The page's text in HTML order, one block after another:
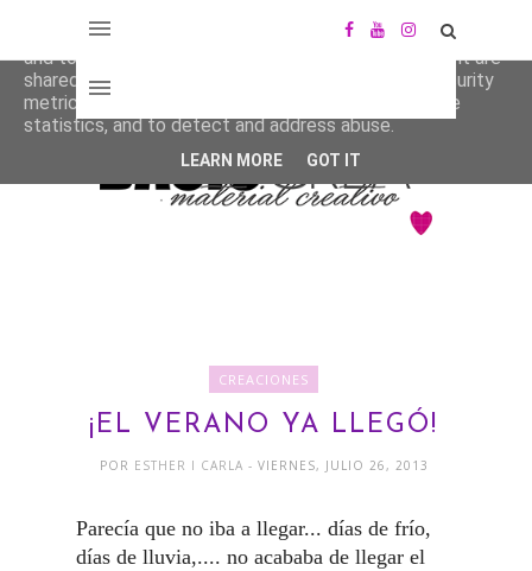
CREACIONES
¡EL VERANO YA LLEGÓ!
POR ESTHER I CARLA - VIERNES, JULIO 26, 2013
Parecía que no iba a llegar... días de frío,
días de lluvia,.... no acababa de llegar el
This site uses cookies from Google to deliver its services
and to analyze traffic. Your IP address and user-agent are
shared with Google along with performance and security
metrics to ensure quality of service, generate usage
statistics, and to detect and address abuse.
LEARN MORE GOT IT